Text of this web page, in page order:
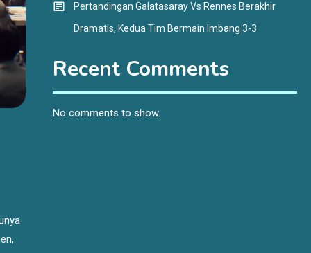
Pertandingan Galatasaray Vs Rennes Berakhir
Dramatis, Kedua Tim Bermain Imbang 3-3
Recent Comments
No comments to show.